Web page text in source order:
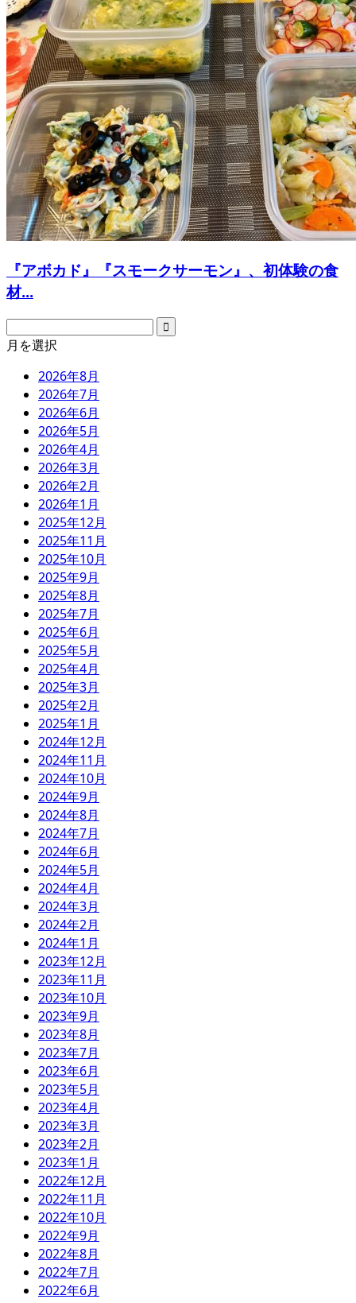
『アボカド』『スモークサーモン』、初体験の食
材...
月を選択
2026年8月
2026年7月
2026年6月
2026年5月
2026年4月
2026年3月
2026年2月
2026年1月
2025年12月
2025年11月
2025年10月
2025年9月
2025年8月
2025年7月
2025年6月
2025年5月
2025年4月
2025年3月
2025年2月
2025年1月
2024年12月
2024年11月
2024年10月
2024年9月
2024年8月
2024年7月
2024年6月
2024年5月
2024年4月
2024年3月
2024年2月
2024年1月
2023年12月
2023年11月
2023年10月
2023年9月
2023年8月
2023年7月
2023年6月
2023年5月
2023年4月
2023年3月
2023年2月
2023年1月
2022年12月
2022年11月
2022年10月
2022年9月
2022年8月
2022年7月
2022年6月